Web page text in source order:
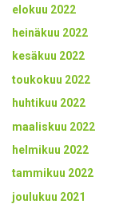
elokuu 2022
heinäkuu 2022
kesäkuu 2022
toukokuu 2022
huhtikuu 2022
maaliskuu 2022
helmikuu 2022
tammikuu 2022
joulukuu 2021